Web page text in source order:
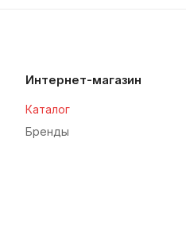
Интернет-магазин
Каталог
Бренды